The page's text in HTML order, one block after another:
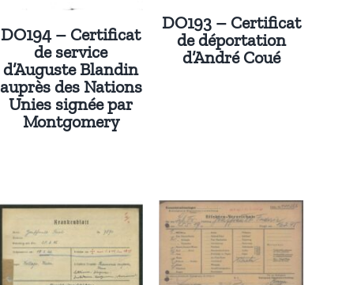
DO194 – Certificat
de service
d’Auguste Blandin
auprès des Nations
Unies signée par
Montgomery
DO193 – Certificat
de déportation
d’André Coué